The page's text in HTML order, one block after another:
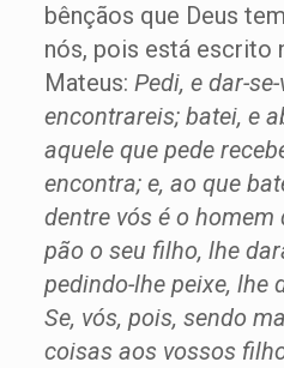
bênçãos que Deus
nós, pois está escrito
Mateus: Pedi, e dar-
encontrareis; batei, e
aquele que pede
encontra; e, ao que
dentre vós é o homem
pão o seu filho, lhe
pedindo-lhe peixe, lhe
Se, vós, pois, sendo
coisas aos vossos